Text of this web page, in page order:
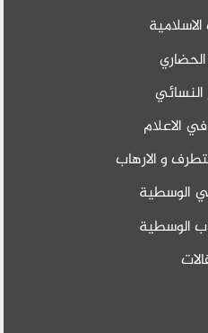
الاسلامية
الحضاري
النسائي
الاعلام
و الارهاب
الوسطية
الوسطية